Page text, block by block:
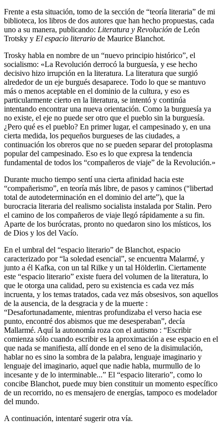
Frente a esta situación, tomo de la sección de “teoría literaria” de mi
biblioteca, los libros de dos autores que han hecho propuestas, cada
uno a su manera, publicando: Literatura y Revolución de León
Trotsky y El espacio literario de Maurice Blanchot.
Trosky habla en nombre de un “nuevo principio histórico”, el
socialismo: «La Revolución derrocó la burguesía, y ese hecho
decisivo hizo irrupción en la literatura. La literatura que surgió
alrededor de un eje burgués desaparece. Todo lo que se mantuvo
más o menos aceptable en el dominio de la cultura, y eso es
particularmente cierto en la literatura, se intentó y continúa
intentando encontrar una nueva orientación. Como la burguesía ya
no existe, el eje no puede ser otro que el pueblo sin la burguesía.
¿Pero qué es el pueblo? En primer lugar, el campesinado y, en una
cierta medida, los pequeños burgueses de las ciudades, a
continuación los obreros que no se pueden separar del protoplasma
popular del campesinado. Eso es lo que expresa la tendencia
fundamental de todos los “compañeros de viaje” de la Revolución.»
Durante mucho tiempo sentí una cierta afinidad hacia este
“compañerismo”, en teoría más libre, de pasos y caminos (“libertad
total de autodeterminación en el dominio del arte”), que la
burocracia literaria del realismo socialista instalada por Stalin. Pero
el camino de los compañeros de viaje llegó rápidamente a su fin.
Aparte de los burócratas, pronto no quedaron sino los místicos, los
de Dios y los del Vacío.
En el umbral del “espacio literario” de Blanchot, espacio
caracterizado por “la soledad esencial”, se encuentra Malarmé, y
junto a él Kafka, con un tal Rilke y un tal Hölderlin. Ciertamente
este “espacio literario” existe fuera del volumen de la literatura, lo
que le otorga una calidad, pero su existencia es cada vez más
incruenta, y los temas tratados, cada vez más obsesivos, son aquellos
de la ausencia, de la desgracia y de la muerte :
“Desafortunadamente, mientras profundizaba el verso hacia ese
punto, encontré dos abismos que me desesperaban”, decía
Mallarmé. Aquí la autonomía roza con el autismo : “Escribir
comienza sólo cuando escribir es la aproximación a ese espacio en el
que nada se manifiesta, allí donde en el seno de la disimulación,
hablar no es sino la sombra de la palabra, lenguaje imaginario y
lenguaje del imaginario, aquel que nadie habla, murmullo de lo
incesante y de lo interminable...” El “espacio literario”, como lo
concibe Blanchot, puede muy bien constituir un momento específico
de un recorrido, no es mensajero de energías, tampoco es modelador
del mundo.
A continuación, intentaré sugerir otra vía.